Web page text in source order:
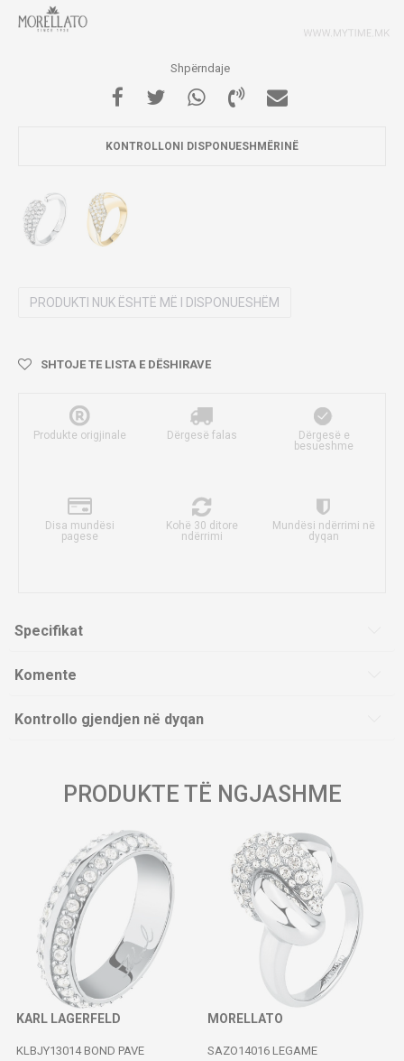
Shpërndaje
KONTROLLONI DISPONUESHMËRINË
PRODUKTI NUK ËSHTË MË I DISPONUESHËM
SHTOJE TE LISTA E DËSHIRAVE
Produkte origjinale Dërgesë falas
Dërgesë e
besueshme
Disa mundësi
pagese
Kohë 30 ditore
ndërrimi
Mundësi ndërrimi në
dyqan
Specifikat
Komente
Kontrollo gjendjen në dyqan
PRODUKTE TË NGJASHME
KARL LAGERFELD
KLBJY13014 BOND PAVE
MORELLATO
SAZO14016 LEGAME